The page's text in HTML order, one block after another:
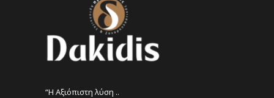
“Η Αξιόπιστη λύση ..